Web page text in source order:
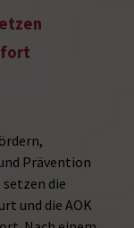
fort
Prävention
die
und die AOK